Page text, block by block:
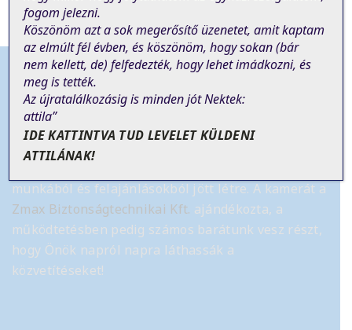
Tájékoztató
munkából és felajánlásokból jött létre. A kamerát a
Zmax Biztonságtechnikai Kft. ajándékozta, a
működtetésben pedig számos barátunk vesz részt,
hogy Önök napról napra láthassák a
közvetítéseket!
fogom jelezni.
Köszönöm azt a sok megerősítő üzenetet, amit kaptam
az elmúlt fél évben, és köszönöm, hogy sokan (bár
nemkellett, de) felfedezték, hogy lehet imádkozni, és
meg is tették.
Az újratalálkozásig is minden jót Nektek:
attila”
IDE KATTINTVA TUD LEVELET KÜLDENI
ATTILÁNAK!